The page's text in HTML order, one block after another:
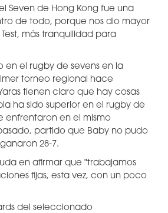
Seven de Hong Kong fue una
de todo, porque nos dio mayor
más tranquilidad para
en el rugby de sevens en la
torneo regional hace
tienen claro que hay cosas
ha sido superior en el rugby de
enfrentaron en el mismo
partido que Baby no pudo
28-7.
en afirmar que "trabajamos
fijas, esta vez, con un poco
del seleccionado